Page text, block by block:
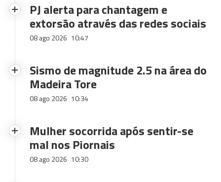
PJ alerta para chantagem e
extorsão através das redes sociais
08 ago 2026 10:47
Sismo de magnitude 2.5 na área do
Madeira Tore
08 ago 2026 10:34
Mulher socorrida após sentir-se
mal nos Piornais
08 ago 2026 10:30